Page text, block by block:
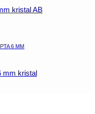
kristal AB
6 MM
mm kristal